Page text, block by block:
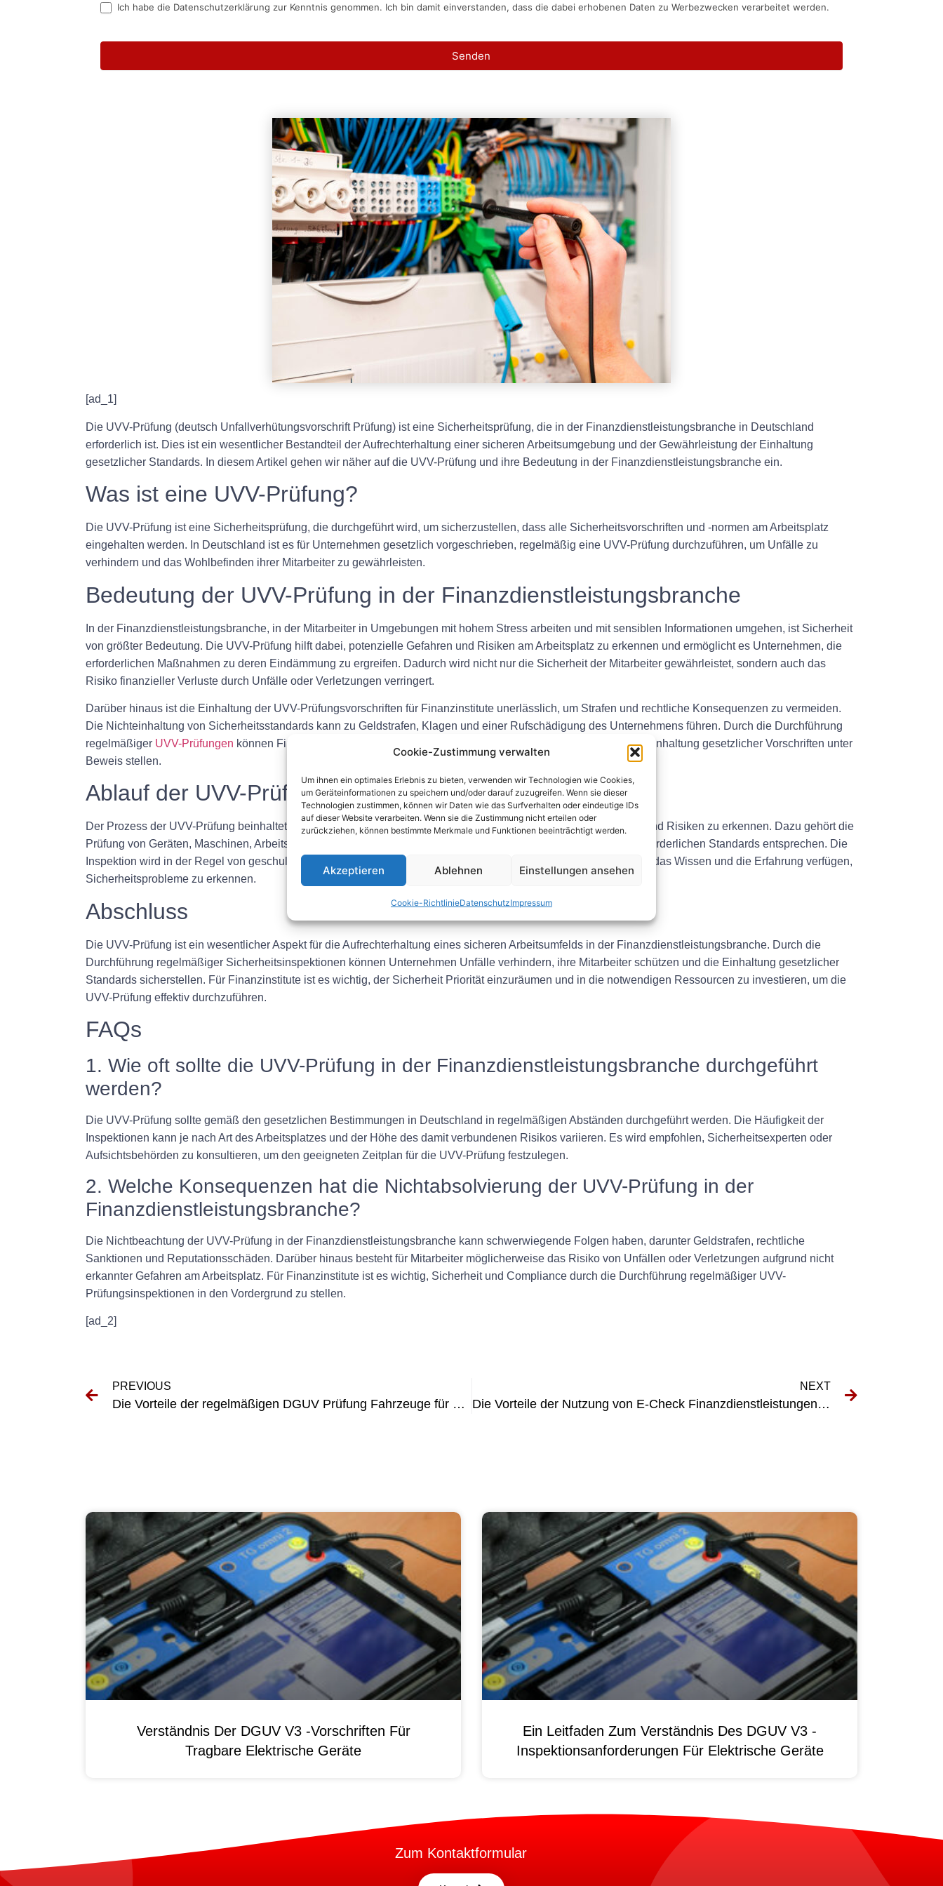
Cookie-Zustimmung verwalten
Um ihnen ein optimales Erlebnis zu bieten, verwenden wir Technologien wie Cookies,
um Geräteinformationen zu speichern und/oder darauf zuzugreifen. Wenn sie dieser
Technologien zustimmen, können wir Daten wie das Surfverhalten oder eindeutige IDs
auf dieser Website verarbeiten. Wenn sie die Zustimmung nicht erteilen oder
zurückziehen, können bestimmte Merkmale und Funktionen beeinträchtigt werden.
Akzeptieren Ablehnen Einstellungen ansehen
Cookie-RichtlinieDatenschutzImpressum
Ich habe die Datenschutzerklärung zur Kenntnis genommen. Ich bin damit einverstanden, dass die dabei erhobenen Daten zu Werbezwecken verarbeitet werden.
Senden
[ad_1]
Die UVV-Prüfung (deutsch Unfallverhütungsvorschrift Prüfung) ist eine Sicherheitsprüfung, die in der Finanzdienstleistungsbranche in Deutschland
erforderlich ist. Dies ist ein wesentlicher Bestandteil der Aufrechterhaltung einer sicheren Arbeitsumgebung und der Gewährleistung der Einhaltung
gesetzlicher Standards. In diesem Artikel gehen wir näher auf die UVV-Prüfung und ihre Bedeutung in der Finanzdienstleistungsbranche ein.
Was ist eine UVV-Prüfung?
Die UVV-Prüfung ist eine Sicherheitsprüfung, die durchgeführt wird, um sicherzustellen, dass alle Sicherheitsvorschriften und -normen am Arbeitsplatz
eingehalten werden. In Deutschland ist es für Unternehmen gesetzlich vorgeschrieben, regelmäßig eine UVV-Prüfung durchzuführen, um Unfälle zu
verhindern und das Wohlbefinden ihrer Mitarbeiter zu gewährleisten.
Bedeutung der UVV-Prüfung in der Finanzdienstleistungsbranche
In der Finanzdienstleistungsbranche, in der Mitarbeiter in Umgebungen mit hohem Stress arbeiten und mit sensiblen Informationen umgehen, ist Sicherheit
von größter Bedeutung. Die UVV-Prüfung hilft dabei, potenzielle Gefahren und Risiken am Arbeitsplatz zu erkennen und ermöglicht es Unternehmen, die
erforderlichen Maßnahmen zu deren Eindämmung zu ergreifen. Dadurch wird nicht nur die Sicherheit der Mitarbeiter gewährleistet, sondern auch das
Risiko finanzieller Verluste durch Unfälle oder Verletzungen verringert.
Darüber hinaus ist die Einhaltung der UVV-Prüfungsvorschriften für Finanzinstitute unerlässlich, um Strafen und rechtliche Konsequenzen zu vermeiden.
Die Nichteinhaltung von Sicherheitsstandards kann zu Geldstrafen, Klagen und einer Rufschädigung des Unternehmens führen. Durch die Durchführung
regelmäßiger UVV-Prüfungen können Finanzdienstleistungsunternehmen ihr Engagement für Sicherheit und die Einhaltung gesetzlicher Vorschriften unter
Beweis stellen.
Ablauf der UVV-Prüfung
Der Prozess der UVV-Prüfung beinhaltet eine umfassende Inspektion des Arbeitsplatzes, um mögliche Gefahren und Risiken zu erkennen. Dazu gehört die
Prüfung von Geräten, Maschinen, Arbeitsbereichen und Sicherheitsverfahren, um sicherzustellen, dass sie den erforderlichen Standards entsprechen. Die
Inspektion wird in der Regel von geschulten Fachkräften oder externen Sicherheitsexperten durchgeführt, die über das Wissen und die Erfahrung verfügen,
Sicherheitsprobleme zu erkennen.
Abschluss
Die UVV-Prüfung ist ein wesentlicher Aspekt für die Aufrechterhaltung eines sicheren Arbeitsumfelds in der Finanzdienstleistungsbranche. Durch die
Durchführung regelmäßiger Sicherheitsinspektionen können Unternehmen Unfälle verhindern, ihre Mitarbeiter schützen und die Einhaltung gesetzlicher
Standards sicherstellen. Für Finanzinstitute ist es wichtig, der Sicherheit Priorität einzuräumen und in die notwendigen Ressourcen zu investieren, um die
UVV-Prüfung effektiv durchzuführen.
FAQs
1. Wie oft sollte die UVV-Prüfung in der Finanzdienstleistungsbranche durchgeführt
werden?
Die UVV-Prüfung sollte gemäß den gesetzlichen Bestimmungen in Deutschland in regelmäßigen Abständen durchgeführt werden. Die Häufigkeit der
Inspektionen kann je nach Art des Arbeitsplatzes und der Höhe des damit verbundenen Risikos variieren. Es wird empfohlen, Sicherheitsexperten oder
Aufsichtsbehörden zu konsultieren, um den geeigneten Zeitplan für die UVV-Prüfung festzulegen.
2. Welche Konsequenzen hat die Nichtabsolvierung der UVV-Prüfung in der
Finanzdienstleistungsbranche?
Die Nichtbeachtung der UVV-Prüfung in der Finanzdienstleistungsbranche kann schwerwiegende Folgen haben, darunter Geldstrafen, rechtliche
Sanktionen und Reputationsschäden. Darüber hinaus besteht für Mitarbeiter möglicherweise das Risiko von Unfällen oder Verletzungen aufgrund nicht
erkannter Gefahren am Arbeitsplatz. Für Finanzinstitute ist es wichtig, Sicherheit und Compliance durch die Durchführung regelmäßiger UVV-
Prüfungsinspektionen in den Vordergrund zu stellen.
[ad_2]
PREVIOUS
Die Vorteile der regelmäßigen DGUV Prüfung Fahrzeuge für die Gewährleistung der Fahrzeugsicherheit
NEXT
Die Vorteile der Nutzung von E-Check Finanzdienstleistungen für Ihr Unternehmen
Verständnis Der DGUV V3 -Vorschriften Für
Tragbare Elektrische Geräte
Ein Leitfaden Zum Verständnis Des DGUV V3 -
Inspektionsanforderungen Für Elektrische Geräte
Zum Kontaktformular